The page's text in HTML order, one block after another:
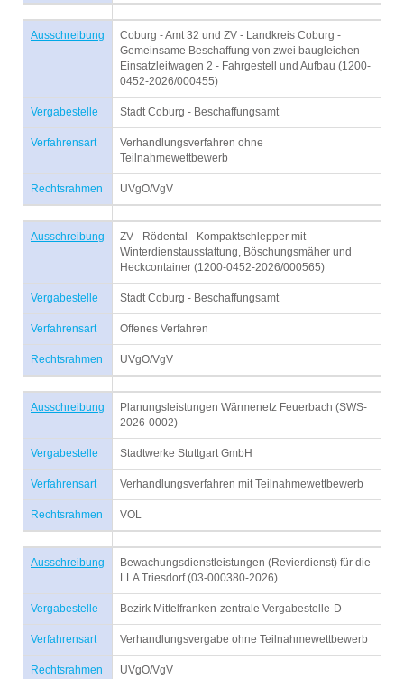
Ausschreibung
Coburg - Amt 32 und ZV - Landkreis Coburg -
Gemeinsame Beschaffung von zwei baugleichen
Einsatzleitwagen 2 - Fahrgestell und Aufbau (1200-
0452-2026/000455)
Vergabestelle Stadt Coburg - Beschaffungsamt
Verfahrensart
Verhandlungsverfahren ohne
Teilnahmewettbewerb
Rechtsrahmen UVgO/VgV
Ausschreibung
ZV - Rödental - Kompaktschlepper mit
Winterdienstausstattung, Böschungsmäher und
Heckcontainer (1200-0452-2026/000565)
Vergabestelle Stadt Coburg - Beschaffungsamt
Verfahrensart Offenes Verfahren
Rechtsrahmen UVgO/VgV
Ausschreibung
Planungsleistungen Wärmenetz Feuerbach (SWS-
2026-0002)
Vergabestelle Stadtwerke Stuttgart GmbH
Verfahrensart Verhandlungsverfahren mit Teilnahmewettbewerb
Rechtsrahmen VOL
Ausschreibung
Bewachungsdienstleistungen (Revierdienst) für die
LLA Triesdorf (03-000380-2026)
Vergabestelle Bezirk Mittelfranken-zentrale Vergabestelle-D
Verfahrensart Verhandlungsvergabe ohne Teilnahmewettbewerb
Rechtsrahmen UVgO/VgV